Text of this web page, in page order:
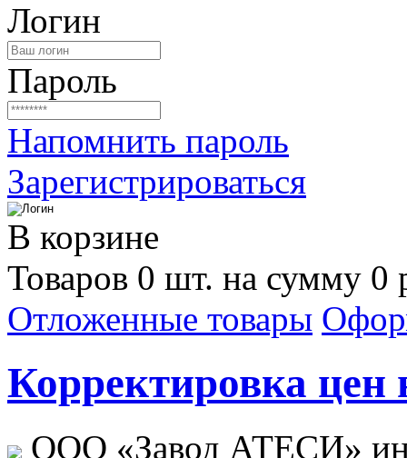
Логин
Пароль
Напомнить пароль
Зарегистрироваться
В корзине
Товаров 0 шт. на сумму 0
Отложенные товары
Корректировка цен
ООО «Завод АТЕСИ»